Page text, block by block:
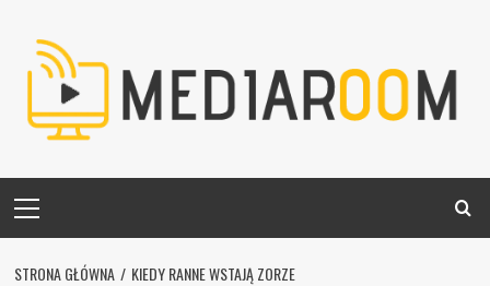
content
Menu
STRONA GŁÓWNA KIEDY RANNE WSTAJĄ ZORZE